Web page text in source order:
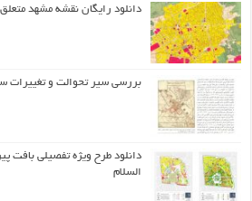
دانلود رایگان نقشه مشهد متعلق به
بررسی سیر تحوالت و تغییرات
دانلود طرح ويژه تفصيلي بافت
السلام